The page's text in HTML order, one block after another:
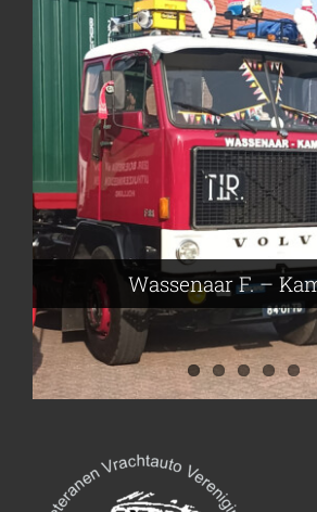
Wassenaar F. –
Nijmeier Erwin –
Frieling Koos –
Hartog den Richard –
Leeuwen van Joop